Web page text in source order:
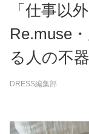
「仕事以
Re.muse
る人の不
DRESS編集部